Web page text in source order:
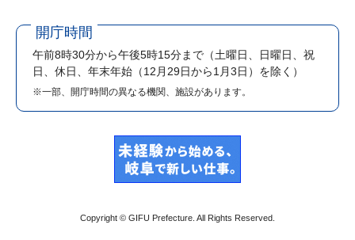
開庁時間
午前8時30分から午後5時15分まで （土曜日、日曜日、祝
日、休日、年末年始（12月29日から1月3日）を除く）
※一部、開庁時間の異なる機関、施設があります。
Copyright © GIFU Prefecture. All Rights Reserved.